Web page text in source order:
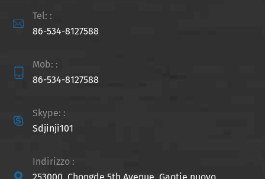

Tel: :
86-534-8127588

Mob: :
86-534-8127588

Skype: :
Sdjinji101
Indirizzo :